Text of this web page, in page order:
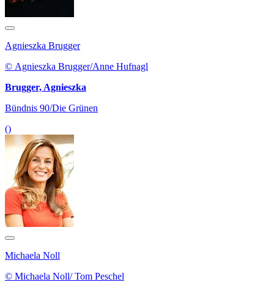
Agnieszka Brugger
© Agnieszka Brugger/Anne Hufnagl
Brugger, Agnieszka
Bündnis 90/Die Grünen
()
Michaela Noll
© Michaela Noll/ Tom Peschel